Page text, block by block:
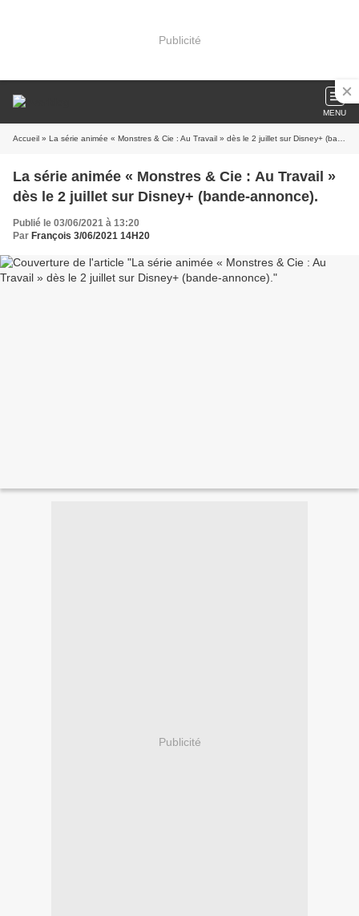
Publicité
MENU
Accueil » La série animée « Monstres & Cie : Au Travail » dès le 2 juillet sur Disney+ (bande-annonce).
La série animée « Monstres & Cie : Au Travail »
dès le 2 juillet sur Disney+ (bande-annonce).
Publié le 03/06/2021 à 13:20
Par François 3/06/2021 14H20
Publicité